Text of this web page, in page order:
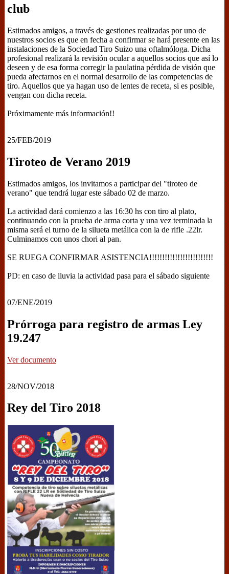
club
Estimados amigos, a través de gestiones realizadas por uno de
nuestros socios es que en fecha a confirmar se hará presente en las
instalaciones de la Sociedad Tiro Suizo una oftalmóloga. Dicha
profesional realizará la revisión ocular a aquellos socios que así lo
deseen y de esa forma corregir la paulatina pérdida de visión que
pueda afectarnos en el normal desarrollo de las competencias de
tiro. Aquellos que ya hagan uso de lentes de receta, si es posible,
vengan con dicha receta.
Próximamente más información!!
25/FEB/2019
Tiroteo de Verano 2019
Estimados amigos, los invitamos a participar del "tiroteo de
verano" que tendrá lugar este sábado 02 de marzo.
La actividad dará comienzo a las 16:30 hs con tiro al plato,
continuando con la prueba de arma corta y una vez terminada la
misma será el turno de la silueta metálica con la de rifle .22lr.
Culminamos con unos chori al pan.
SE RUEGA CONFIRMAR ASISTENCIA!!!!!!!!!!!!!!!!!!!!!!!!!
PD: en caso de lluvia la actividad pasa para el sábado siguiente
07/ENE/2019
Prórroga para registro de armas Ley
19.247
Ver documento
28/NOV/2018
Rey del Tiro 2018